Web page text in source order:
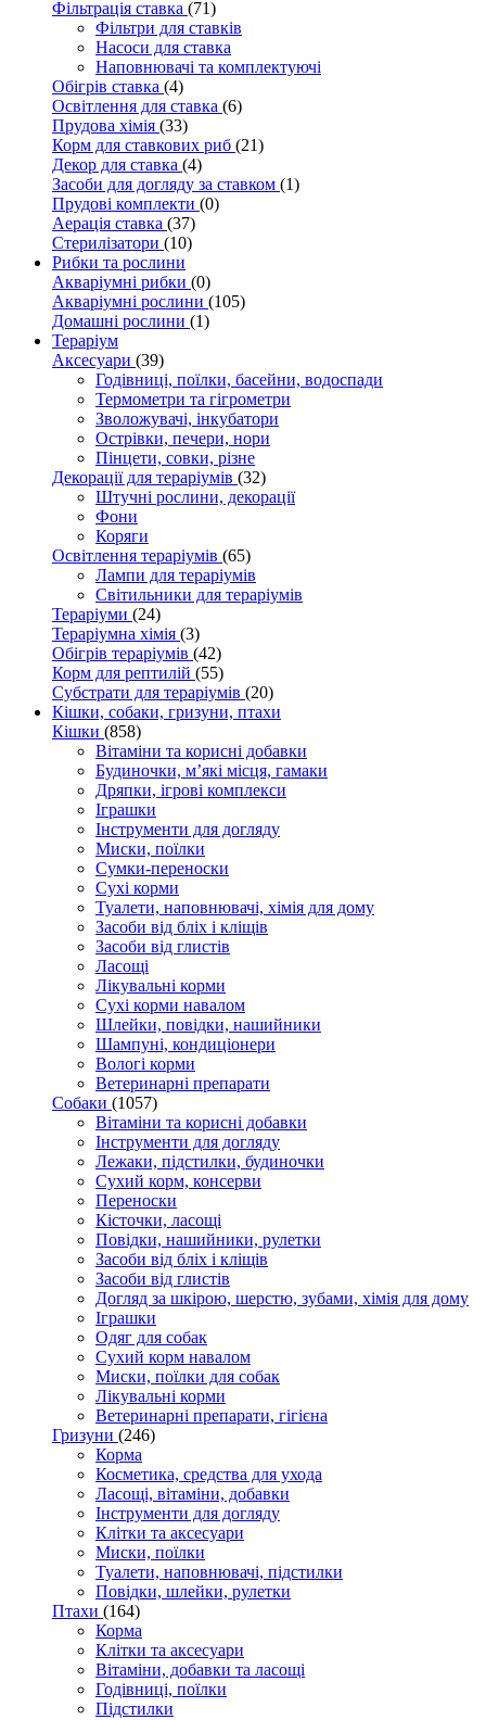
Фільтрація ставка (71)
Фільтри для ставків
Насоси для ставка
Наповнювачі та комплектуючі
Обігрів ставка (4)
Освітлення для ставка (6)
Прудова хімія (33)
Корм для ставкових риб (21)
Декор для ставка (4)
Засоби для догляду за ставком (1)
Прудові комплекти (0)
Аерація ставка (37)
Стерилізатори (10)
Рибки та рослини
Акваріумні рибки (0)
Акваріумні рослини (105)
Домашні рослини (1)
Тераріум
Аксесуари (39)
Годівниці, поїлки, басейни, водоспади
Термометри та гігрометри
Зволожувачі, інкубатори
Острівки, печери, нори
Пінцети, совки, різне
Декорації для тераріумів (32)
Штучні рослини, декорації
Фони
Коряги
Освітлення тераріумів (65)
Лампи для тераріумів
Світильники для тераріумів
Тераріуми (24)
Тераріумна хімія (3)
Обігрів тераріумів (42)
Корм для рептилій (55)
Субстрати для тераріумів (20)
Кішки, собаки, гризуни, птахи
Кішки (858)
Вітаміни та корисні добавки
Будиночки, м’які місця, гамаки
Дряпки, ігрові комплекси
Іграшки
Інструменти для догляду
Миски, поїлки
Сумки-переноски
Сухі корми
Туалети, наповнювачі, хімія для дому
Засоби від бліх і кліщів
Засоби від глистів
Ласощі
Лікувальні корми
Сухі корми навалом
Шлейки, повідки, нашийники
Шампуні, кондиціонери
Вологі корми
Ветеринарні препарати
Собаки (1057)
Вітаміни та корисні добавки
Інструменти для догляду
Лежаки, підстилки, будиночки
Сухий корм, консерви
Переноски
Кісточки, ласощі
Повідки, нашийники, рулетки
Засоби від бліх і кліщів
Засоби від глистів
Догляд за шкірою, шерстю, зубами, хімія для дому
Іграшки
Одяг для собак
Сухий корм навалом
Миски, поїлки для собак
Лікувальні корми
Ветеринарні препарати, гігієна
Гризуни (246)
Корма
Косметика, средства для ухода
Ласощі, вітаміни, добавки
Інструменти для догляду
Клітки та аксесуари
Миски, поїлки
Туалети, наповнювачі, підстилки
Повідки, шлейки, рулетки
Птахи (164)
Корма
Клітки та аксесуари
Вітаміни, добавки та ласощі
Годівниці, поїлки
Підстилки